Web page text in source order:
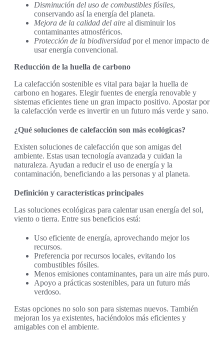
Disminución del uso de combustibles fósiles,
conservando así la energía del planeta.
Mejora de la calidad del aire al disminuir los
contaminantes atmosféricos.
Protección de la biodiversidad por el menor impacto de
usar energía convencional.
Reducción de la huella de carbono
La calefacción sostenible es vital para bajar la huella de
carbono en hogares. Elegir fuentes de energía renovable y
sistemas eficientes tiene un gran impacto positivo. Apostar por
la calefacción verde es invertir en un futuro más verde y sano.
¿Qué soluciones de calefacción son más ecológicas?
Existen soluciones de calefacción que son amigas del
ambiente. Estas usan tecnología avanzada y cuidan la
naturaleza. Ayudan a reducir el uso de energía y la
contaminación, beneficiando a las personas y al planeta.
Definición y características principales
Las soluciones ecológicas para calentar usan energía del sol,
viento o tierra. Entre sus beneficios está:
Uso eficiente de energía, aprovechando mejor los
recursos.
Preferencia por recursos locales, evitando los
combustibles fósiles.
Menos emisiones contaminantes, para un aire más puro.
Apoyo a prácticas sostenibles, para un futuro más
verdoso.
Estas opciones no solo son para sistemas nuevos. También
mejoran los ya existentes, haciéndolos más eficientes y
amigables con el ambiente.